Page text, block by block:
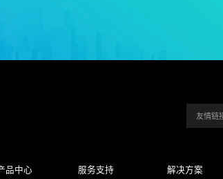
友情链
品中心 服务支持 解决方案